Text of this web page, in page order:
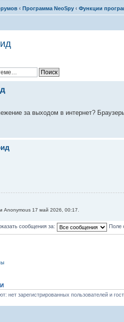
‹ Программа NeoSpy ‹ Функции
за выходом в интернет?
Anonymous 17 май 2026, 00:17.
сообщения за: Поле
нет зарегистрированных пользователей и